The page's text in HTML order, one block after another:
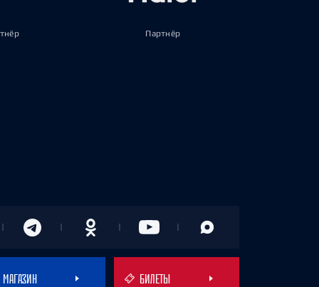
Партнёр
МАГАЗИН БИЛЕТЫ